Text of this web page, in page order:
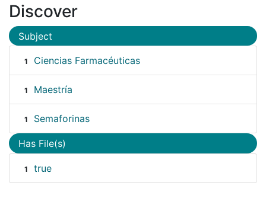
Discover
Subject
1 Ciencias Farmacéuticas
1 Maestría
1 Semaforinas
Has File(s)
1 true